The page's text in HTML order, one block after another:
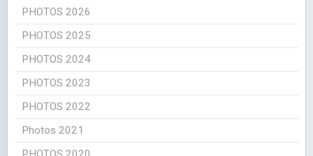
PHOTOS 2026
PHOTOS 2025
PHOTOS 2024
PHOTOS 2023
PHOTOS 2022
Photos 2021